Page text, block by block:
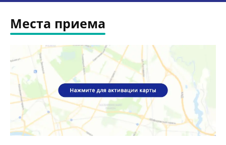
Места приема